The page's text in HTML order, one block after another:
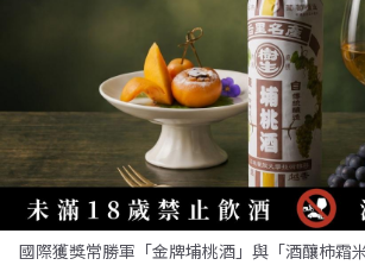
國際獲獎常勝軍「金牌埔桃酒」與「酒釀柿霜